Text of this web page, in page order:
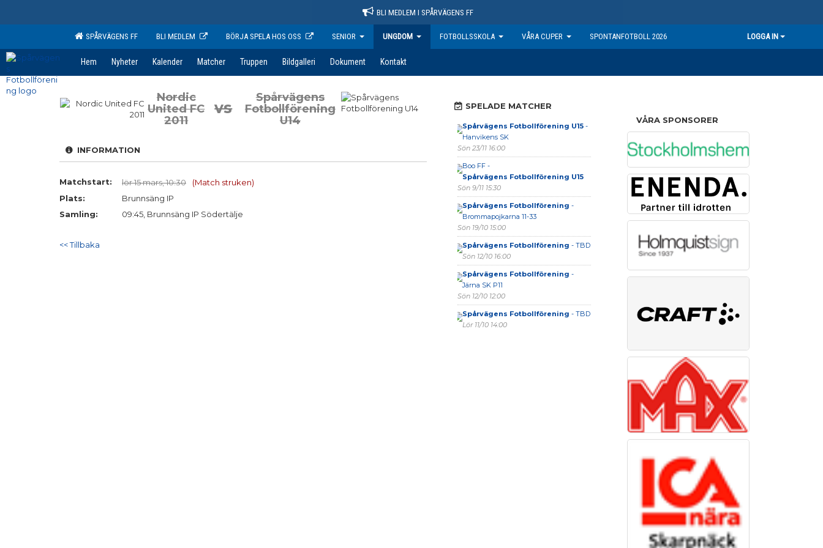
BLI MEDLEM I SPÅRVÄGENS FF
SPÅRVÄGENS FF BLI MEDLEM BÖRJA SPELA HOS OSS SENIOR UNGDOM FOTBOLLSSKOLA VÅRA CUPER SPONTANFOTBOLL 2026 LOGGA IN
Hem Nyheter Kalender Matcher Truppen Bildgalleri Dokument Kontakt
Nordic
United FC
2011
vs
Spårvägens
Fotbollförening
U14
INFORMATION
Matchstart: lör 15 mars, 10:30
(Match struken)
Plats:
Brunnsäng IP
Samling:
09:45, Brunnsäng IP Södertälje
<< Tillbaka
SPELADE MATCHER
Spårvägens Fotbollförening U15-
Hanvikens SK
Sön 23/11 16:00
Boo FF -
Spårvägens Fotbollförening U15
Sön 9/11 15:30
Spårvägens Fotbollförening -
Brommapojkarna 11-33
Sön 19/10 15:00
Spårvägens Fotbollförening - TBD
Sön 12/10 16:00
Spårvägens Fotbollförening -
Järna SK P11
Sön 12/10 12:00
Spårvägens Fotbollförening - TBD
Lör 11/10 14:00
VÅRA SPONSORER